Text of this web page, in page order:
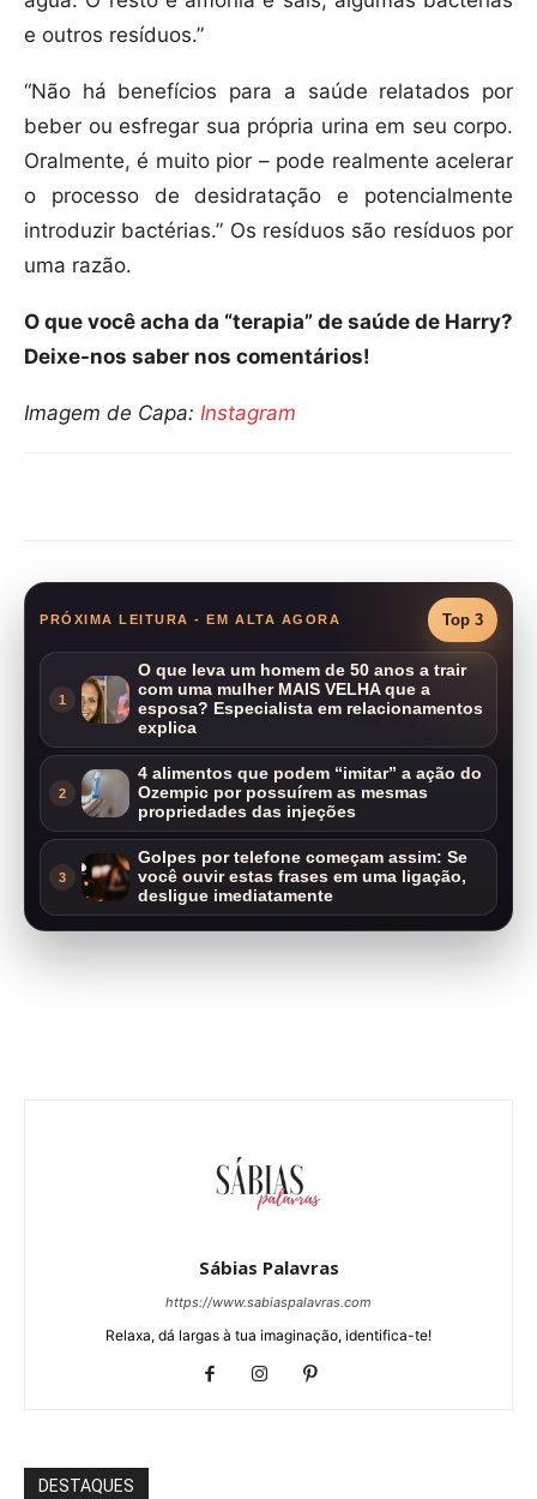
e outros resíduos.”
“Não há benefícios para a saúde relatados por
beber ou esfregar sua própria urina em seu corpo.
Oralmente, é muito pior – pode realmente acelerar
o processo de desidratação e potencialmente
introduzir bactérias.” Os resíduos são resíduos por
uma razão.
O que você acha da “terapia” de saúde de Harry?
Deixe-nos saber nos comentários!
Imagem de Capa: Instagram
PRÓXIMA LEITURA - EM ALTA AGORA Top 3
1
O que leva um homem de 50 anos a trair
com uma mulher MAIS VELHA que a
esposa? Especialista em relacionamentos
explica
2
4 alimentos que podem “imitar” a ação do
Ozempic por possuírem as mesmas
propriedades das injeções
3
Golpes por telefone começam assim: Se
você ouvir estas frases em uma ligação,
desligue imediatamente
Sábias Palavras
https://www.sabiaspalavras.com
Relaxa, dá largas à tua imaginação, identifica-te!
DESTAQUES